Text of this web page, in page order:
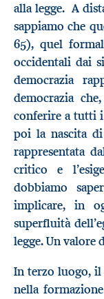
alla legge. A
sappiamo che
65), quel
occidentali dai
democrazia
democrazia
conferire a tutti
poi la nascita
rappresentata
critico e
dobbiamo
implicare, in
superfluità
legge. Un valore
In terzo luogo, il
nella